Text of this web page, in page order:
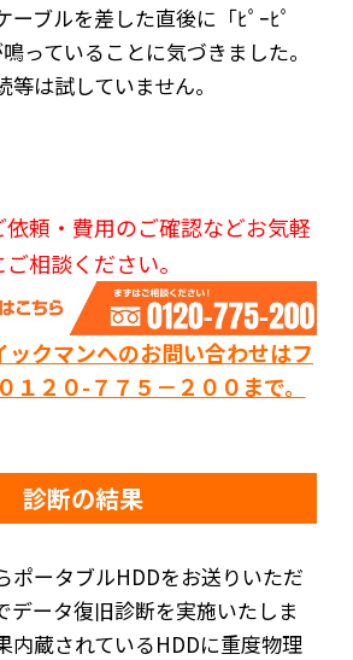
ーブルを差した直後に「ﾋﾟｰﾋﾟ
っていることに気づきました。
は試していません。
頼・費用のご確認などお気軽
ご相談ください。
ックマンへのお問い合わせはフ
１２０-７７５－２００まで。
診断の結果
ポータブルHDDをお送りいただ
データ復旧診断を実施いたしま
内蔵されているHDDに重度物理